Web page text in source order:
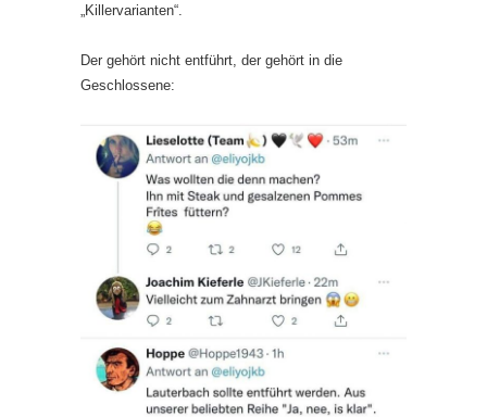
„Killervarianten“.
Der gehört nicht entführt, der gehört in die
Geschlossene: